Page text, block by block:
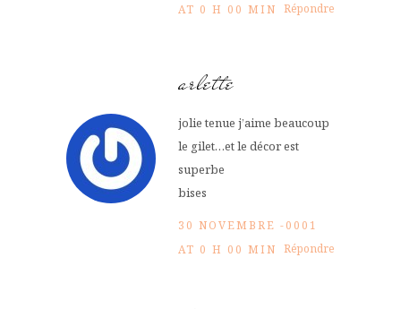
AT 0 H 00 MIN Répondre
arlette
jolie tenue j’aime beaucoup
le gilet…et le décor est
superbe
bises
30 NOVEMBRE -0001
AT 0 H 00 MIN Répondre